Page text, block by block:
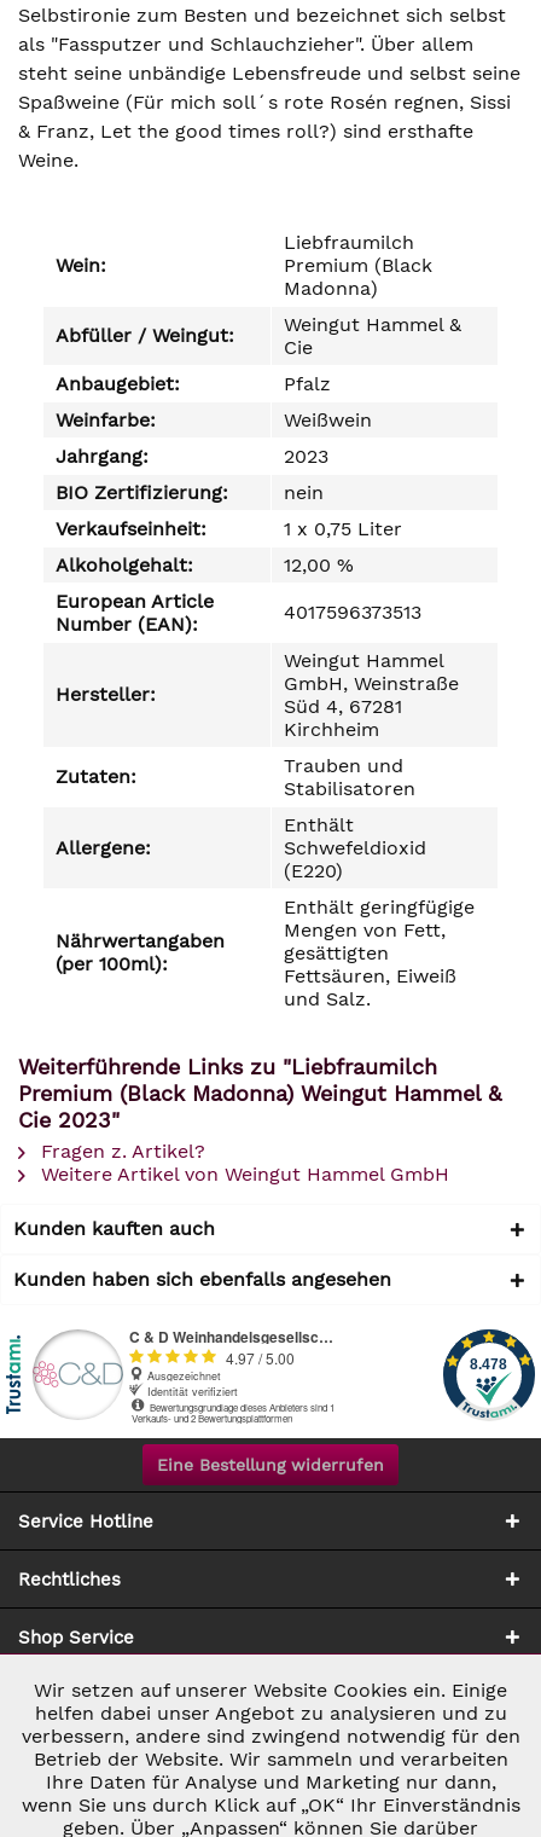
Selbstironie zum Besten und bezeichnet sich selbst
als "Fassputzer und Schlauchzieher". Über allem
steht seine unbändige Lebensfreude und selbst seine
Spaßweine (Für mich soll´s rote Rosén regnen, Sissi
& Franz, Let the good times roll?) sind ersthafte
Weine.
Wein:
Liebfraumilch
Premium (Black
Madonna)
Abfüller / Weingut:
Weingut Hammel &
Cie
Anbaugebiet:
Pfalz
Weinfarbe:
Weißwein
Jahrgang:
2023
BIO Zertifizierung:
nein
Verkaufseinheit:
1 x 0,75 Liter
Alkoholgehalt:
12,00 %
European Article
Number (EAN):
4017596373513
Hersteller:
Weingut Hammel
GmbH, Weinstraße
Süd 4, 67281
Kirchheim
Zutaten:
Trauben und
Stabilisatoren
Allergene:
Enthält
Schwefeldioxid
(E220)
Nährwertangaben
(per 100ml):
Enthält geringfügige
Mengen von Fett,
gesättigten
Fettsäuren, Eiweiß
und Salz.
Weiterführende Links zu "Liebfraumilch
Premium (Black Madonna) Weingut Hammel &
Cie 2023"
Fragen z. Artikel?
Weitere Artikel von Weingut Hammel GmbH
Kunden kauften auch
Kunden haben sich ebenfalls angesehen
Eine Bestellung widerrufen
Service Hotline
Rechtliches
Shop Service
Zahlung & Versand
Notwendig Aktiv
Marketing Inaktiv
Wir setzen auf unserer Website Cookies ein. Einige
helfen dabei unser Angebot zu analysieren und zu
verbessern, andere sind zwingend notwendig für den
Betrieb der Website. Wir sammeln und verarbeiten
Ihre Daten für Analyse und Marketing nur dann,
wenn Sie uns durch Klick auf „OK“ Ihr Einverständnis
geben. Über „Anpassen“ können Sie darüber